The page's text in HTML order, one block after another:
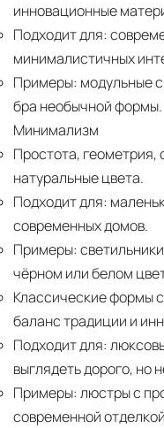
инновационные
Подходит для:
минималистичных
Примеры: модульные
бра необычной формы.
Минимализм
Простота, геометрия,
натуральные цвета.
Подходит для:
современных домов.
Примеры:
чёрном или белом
Классические формы
баланс традиции и
Подходит для:
выглядеть дорого, но
Примеры: люстры с
современной